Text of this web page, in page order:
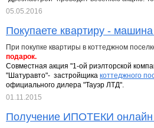
05.05.2016
Покупаете квартиру -
При покупке квартиры в коттеджном
подарок.
Совместная акция "1-ой риэлторской
"Шатуравто"- застройщика коттеджного
официального дилера "Тауэр ЛТД".
01.11.2015
Получение ИПОТЕКИ онлайн